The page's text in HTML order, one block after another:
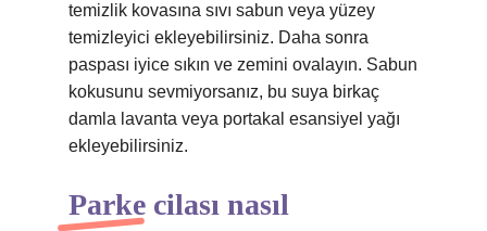
temizlik kovasına sıvı sabun veya yüzey
temizleyici ekleyebilirsiniz. Daha sonra
paspası iyice sıkın ve zemini ovalayın. Sabun
kokusunu sevmiyorsanız, bu suya birkaç
damla lavanta veya portakal esansiyel yağı
ekleyebilirsiniz.
Parke cilası nasıl